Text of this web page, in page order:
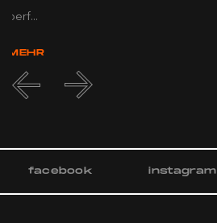
perf...
MEHR
facebook instagram